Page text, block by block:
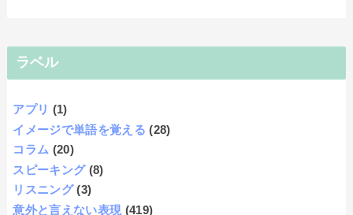
ラベル
アプリ (1)
イメージで単語を覚える (28)
コラム (20)
スピーキング (8)
リスニング (3)
意外と言えない表現 (419)